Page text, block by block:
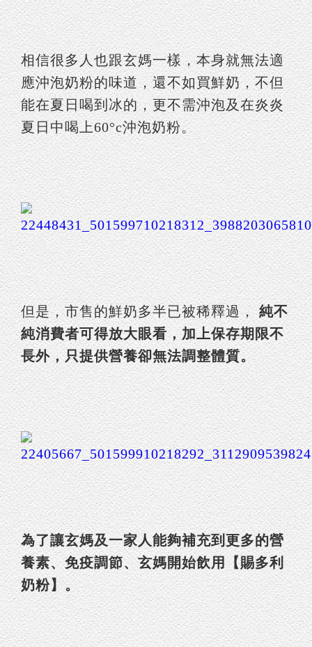
相信很多人也跟玄媽一樣，本身就無法適
應沖泡奶粉的味道，還不如買鮮奶，不但
能在夏日喝到冰的，更不需沖泡及在炎炎
夏日中喝上60°c沖泡奶粉。
但是，市售的鮮奶多半已被稀釋過，純不
純消費者可得放大眼看，加上保存期限不
長外，只提供營養卻無法調整體質。
為了讓玄媽及一家人能夠補充到更多的營
養素、免疫調節、玄媽開始飲用【賜多利
奶粉】。